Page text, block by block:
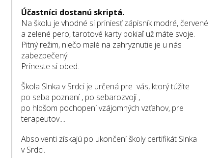
Účastníci dostanú skriptá.
Na školu je vhodné si priniesť zápisník modré, červené
a zelené pero, tarotové karty pokiaľ už máte svoje.
Pitný režim, niečo malé na zahryznutie je u nás
zabezpečený.
Prineste si obed.
Škola Slnka v Srdci je určená pre vás, ktorý túžite
po seba poznaní , po sebarozvoji ,
po hlbšom pochopení vzájomných vzťahov, pre
terapeutov....
Absolventi získajú po ukončení školy certifikát Slnka
v Srdci.